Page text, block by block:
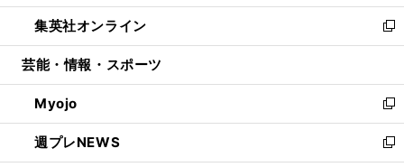
開
く
ウ
で
開
ン
ド
ウ
開
く
ウ
ィ
ン
ウ
で
開
く
し
い
ウ
ン
ド
ウ
で
開
集英社オンライン
新
し
ウ
ィ
ン
ド
ウ
芸能・情報・スポーツ
Myojo
新
し
い
週プレNEWS
新